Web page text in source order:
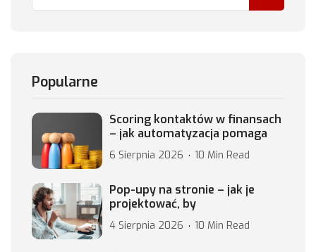
Popularne
Scoring kontaktów w finansach
– jak automatyzacja pomaga
6 Sierpnia 2026 10 Min Read
Pop-upy na stronie – jak je
projektować, by
4 Sierpnia 2026 10 Min Read